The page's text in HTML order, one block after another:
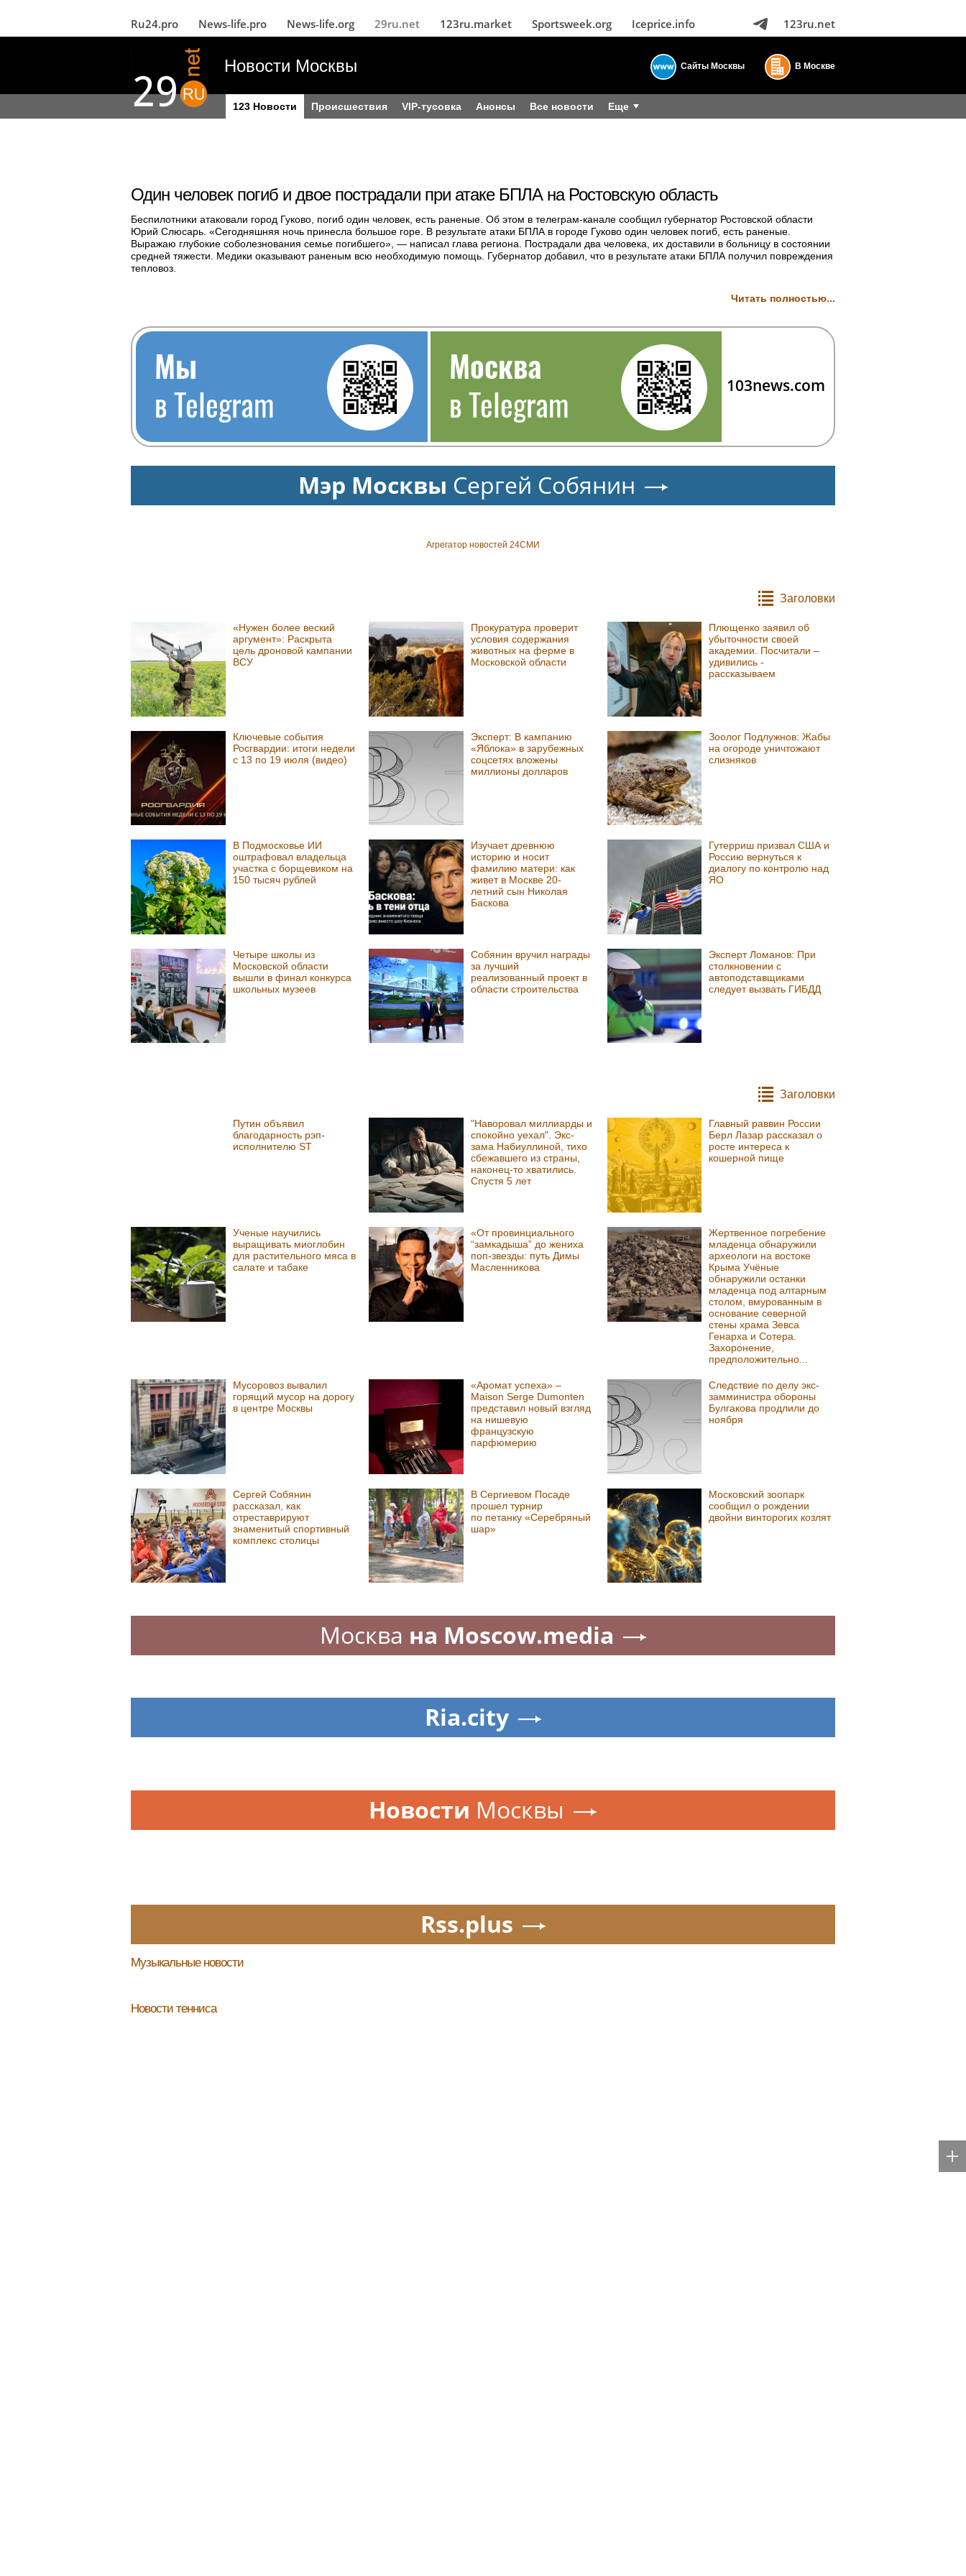
Ru24.pro News‑life.pro News‑life.org 29ru.net 123ru.market Sportsweek.org Iceprice.info 123ru.net
Новости Москвы Сайты Москвы В Москве
123 Новости Происшествия VIP-тусовка Анонсы Все новости Еще
Один человек погиб и двое пострадали при атаке БПЛА на Ростовскую область
Беспилотники атаковали город Гуково, погиб один человек, есть раненые. Об этом в телеграм-канале сообщил губернатор Ростовской области
Юрий Слюсарь. «Сегодняшняя ночь принесла большое горе. В результате атаки БПЛА в городе Гуково один человек погиб, есть раненые.
Выражаю глубокие соболезнования семье погибшего», — написал глава региона. Пострадали два человека, их доставили в больницу в состоянии
средней тяжести. Медики оказывают раненым всю необходимую помощь. Губернатор добавил, что в результате атаки БПЛА получил повреждения
тепловоз.
Читать полностью...
Мы
в Telegram
Москва
в Telegram
103news.com
Мэр Москвы Сергей Собянин
Агрегатор новостей 24СМИ
Заголовки
«Нужен более веский
аргумент»: Раскрыта
цель дроновой кампании
ВСУ
Прокуратура проверит
условия содержания
животных на ферме в
Московской области
Плющенко заявил об
убыточности своей
академии. Посчитали –
удивились -
рассказываем
Ключевые события
Росгвардии: итоги недели
с 13 по 19 июля (видео)
Эксперт: В кампанию
«Яблока» в зарубежных
соцсетях вложены
миллионы долларов
Зоолог Подлужнов: Жабы
на огороде уничтожают
слизняков
В Подмосковье ИИ
оштрафовал владельца
участка с борщевиком на
150 тысяч рублей
Изучает древнюю
историю и носит
фамилию матери: как
живет в Москве 20-
летний сын Николая
Баскова
Гутерриш призвал США и
Россию вернуться к
диалогу по контролю над
ЯО
Четыре школы из
Московской области
вышли в финал конкурса
школьных музеев
Собянин вручил награды
за лучший
реализованный проект в
области строительства
Эксперт Ломанов: При
столкновении с
автоподставщиками
следует вызвать ГИБДД
Заголовки
Путин объявил
благодарность рэп-
исполнителю ST
"Наворовал миллиарды и
спокойно уехал". Экс-
зама Набиуллиной, тихо
сбежавшего из страны,
наконец-то хватились.
Спустя 5 лет
Главный раввин России
Берл Лазар рассказал о
росте интереса к
кошерной пище
Ученые научились
выращивать миоглобин
для растительного мяса в
салате и табаке
«От провинциального
“замкадыша” до жениха
поп-звезды: путь Димы
Масленникова
Жертвенное погребение
младенца обнаружили
археологи на востоке
Крыма Учёные
обнаружили останки
младенца под алтарным
столом, вмурованным в
основание северной
стены храма Зевса
Генарха и Сотера.
Захоронение,
предположительно...
Мусоровоз вывалил
горящий мусор на дорогу
в центре Москвы
«Аромат успеха» –
Maison Serge Dumonten
представил новый взгляд
на нишевую
французскую
парфюмерию
Следствие по делу экс-
замминистра обороны
Булгакова продлили до
ноября
Сергей Собянин
рассказал, как
отреставрируют
знаменитый спортивный
комплекс столицы
В Сергиевом Посаде
прошел турнир
по петанку «Серебряный
шар»
Московский зоопарк
сообщил о рождении
двойни винторогих козлят
Москва на Moscow.media
Ria.city
Новости Москвы
Rss.plus
Музыкальные новости
Новости тенниса